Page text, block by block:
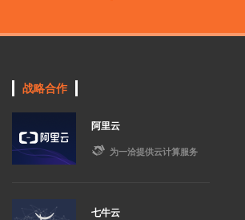
战略合作
阿里云
 为一洽提供云计算服务
七牛云